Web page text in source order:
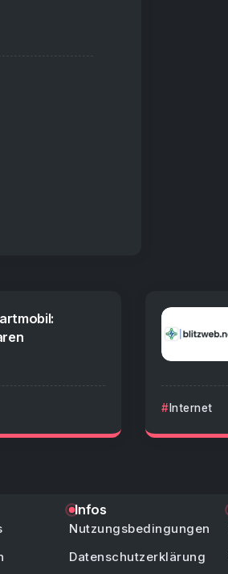
Internet
Infos
Nutzungsbedingungen
Datenschutzerklärung